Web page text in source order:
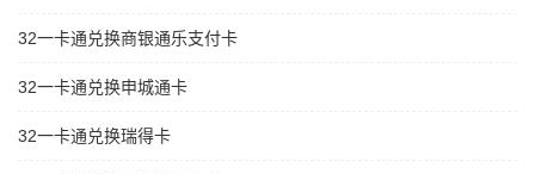
32一卡通兑换商银通乐支付卡
32一卡通兑换申城通卡
32一卡通兑换瑞得卡